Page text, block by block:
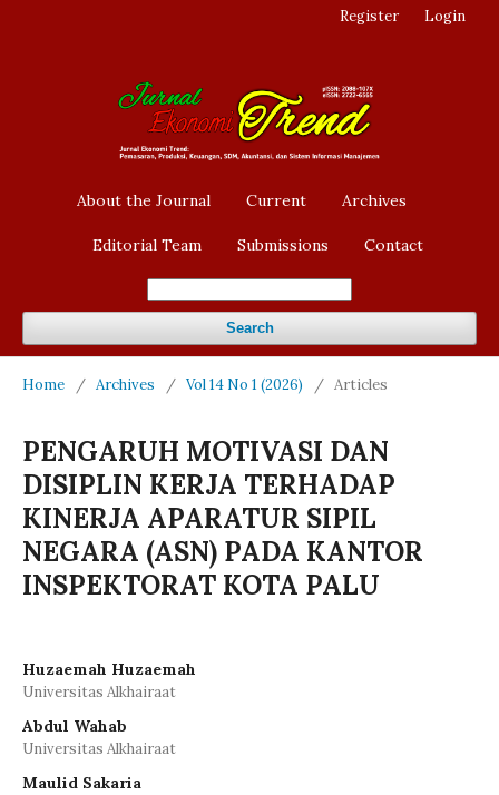
About the Journal Current Archives
Editorial Team Submissions Contact
Search
Register Login
Home / Archives / Vol 14 No 1 (2026) / Articles
PENGARUH MOTIVASI DAN
DISIPLIN KERJA TERHADAP
KINERJA APARATUR SIPIL
NEGARA (ASN) PADA KANTOR
INSPEKTORAT KOTA PALU
Huzaemah Huzaemah
Universitas Alkhairaat
Abdul Wahab
Universitas Alkhairaat
Maulid Sakaria